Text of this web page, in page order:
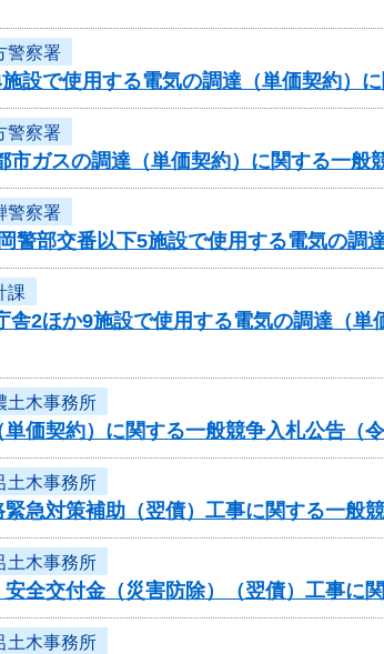
警察署
設で使用する電気の調達（単価契約）
警察署
市ガスの調達（単価契約）に関する一般
警察署
部交番以下5施設で使用する電気の調
課
舎2ほか9施設で使用する電気の調達（
土木事務所
価契約）に関する一般競争入札公告（令
土木事務所
急対策補助（翌債）工事に関する一般
土木事務所
全交付金（災害防除）（翌債）工事に
土木事務所